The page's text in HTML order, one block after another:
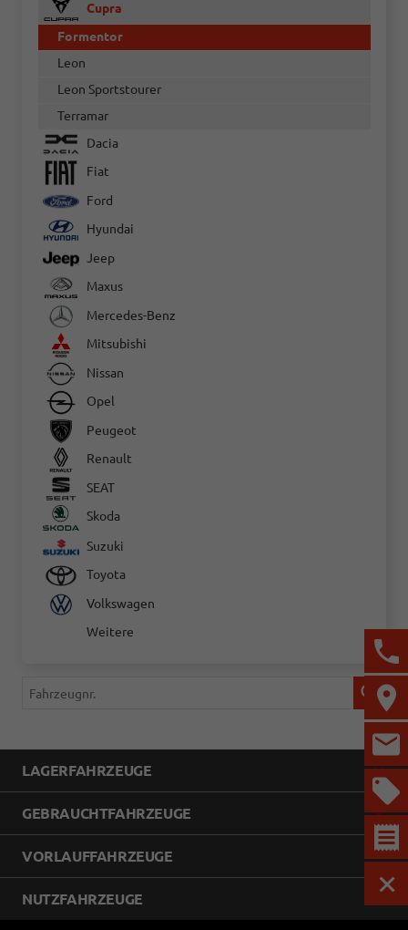
Cupra
Formentor
Leon
Leon Sportstourer
Terramar
Dacia
Fiat
Ford
Hyundai
Jeep
Maxus
Mercedes-Benz
Mitsubishi
Nissan
Opel
Peugeot
Renault
SEAT
Skoda
Suzuki
Toyota
Volkswagen
Weitere
Fahrzeugnr.
LAGERFAHRZEUGE
GEBRAUCHTFAHRZEUGE
VORLAUFFAHRZEUGE
NUTZFAHRZEUGE